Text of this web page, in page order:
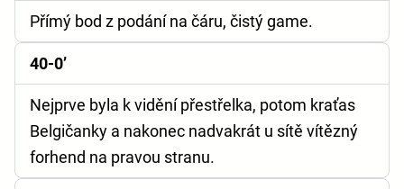
Přímý bod z podání na čáru, čistý game.
40-0’
Nejprve byla k vidění přestřelka, potom kraťas
Belgičanky a nakonec nadvakrát u sítě vítězný
forhend na pravou stranu.